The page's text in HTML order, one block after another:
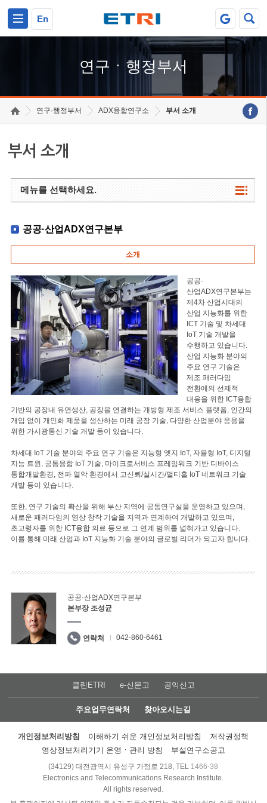
En
연구ㆍ행정부서
연구·행정부서 ADX융합연구소 부서 소개
부서 소개
메뉴를 선택하세요.
공공·산업ADX연구본부
소개
공공·
산업ADX연구본부는
제4차 산업시대의
산업 지능화를 위한
ICT 기술 및 차세대
IoT 기술 개발을
수행하고 있습니다.
산업 지능화 분야의
주요 연구 기술은
제조 패러다임
전환에의 선제적
대응을 위한 ICT융합
기반의 공장내 유연생산, 공장을 연결하는 개방형 제조 서비스 플랫폼, 인간의
개입 없이 개인화 제품을 생산하는 미래 공장 기술, 다양한 산업분야 응용을
위한 가시광통신 기술 개발 등이 있습니다.
차세대 IoT 기술 분야의 주요 연구 기술은 지능형 엣지 IoT, 자율형 IoT, 디지털
지능 트윈, 공통융합 IoT 기술, 마이크로서비스 프레임워크 기반 디바이스
통합개발환경, 전파 열악 환경에서 고신뢰/실시간/멀티홉 IoT 네트워크 기술
개발 등이 있습니다.
또한, 연구 기술의 확산을 위해 부산 지역에 공동연구실을 운영하고 있으며,
새로운 패러다임의 영상 창작 기술을 지역과 연계하여 개발하고 있으며,
초고령자를 위한 ICT융합 의료 등으로 그 연계 범위를 넓혀가고 있습니다.
이를 통해 미래 산업과 IoT 지능화 기술 분야의 글로벌 리더가 되고자 합니다.
공공·산업ADX연구본부
본부장 조성균
연락처 042-860-6461
클린ETRI e-신문고 공익신고
주요업무연락처 찾아오시는길
개인정보처리방침 이해하기 쉬운 개인정보처리방침
저작권정책
영상정보처리기기 운영ㆍ관리 방침
부설연구소공고
(34129) 대전광역시 유성구 가정로 218, TEL 1466-38
Electronics and Telecommunications Research Institute.
All rights reserved.